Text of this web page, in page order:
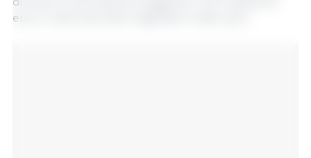
euro, il valore più alto registrato in dieci anni.